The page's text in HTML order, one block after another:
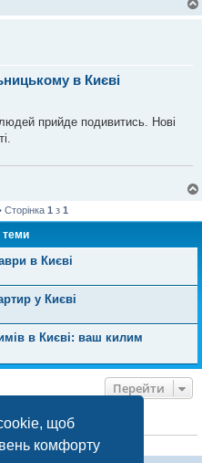
щоб
комфорту
в Києві
прийде подивитись. Нові
Сторінка 1 з 1
теми
в Києві
у Києві
в Києві: ваш килим
Перейти
[бот ШІ]і 0 гостей